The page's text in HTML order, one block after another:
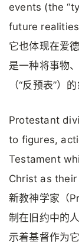
events (the
future
它也体现在爱
是一种将事物
（“反预表”）
Protestant
to figures,
Testament
Christ as
新教神学家（
制在旧约中的
示着基督作为它